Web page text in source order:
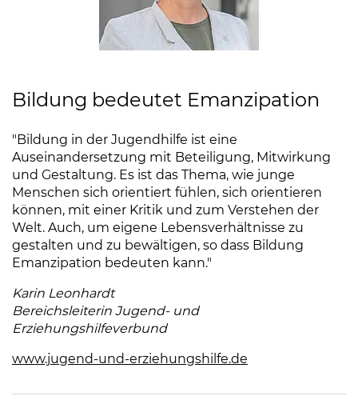
Bildung bedeutet Emanzipation
"Bildung in der Jugendhilfe ist eine
Auseinandersetzung mit Beteiligung, Mitwirkung
und Gestaltung. Es ist das Thema, wie junge
Menschen sich orientiert fühlen, sich orientieren
können, mit einer Kritik und zum Verstehen der
Welt. Auch, um eigene Lebensverhältnisse zu
gestalten und zu bewältigen, so dass Bildung
Emanzipation bedeuten kann."
Karin Leonhardt
Bereichsleiterin Jugend- und
Erziehungshilfeverbund
www.jugend-und-erziehungshilfe.de